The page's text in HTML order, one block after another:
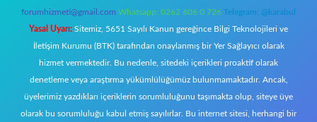
forumhizmeti@gmail.com Whatsapp: 0262 606 0 726 Telegram: @karabul
Yasal Uyarı: Sitemiz, 5651 Sayılı Kanun gereğince Bilgi Teknolojileri ve
İletişim Kurumu (BTK) tarafından onaylanmış bir Yer Sağlayıcı olarak
hizmet vermektedir. Bu nedenle, sitedeki içerikleri proaktif olarak
denetleme veya araştırma yükümlülüğümüz bulunmamaktadır. Ancak,
üyelerimiz yazdıkları içeriklerin sorumluluğunu taşımakta olup, siteye üye
olarak bu sorumluluğu kabul etmiş sayılırlar. Bu internet sitesi, herhangi bir